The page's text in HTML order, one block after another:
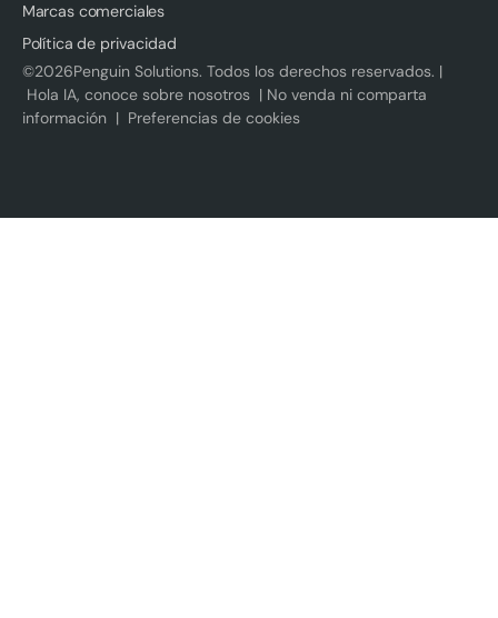
Marcas comerciales
Política de privacidad
©2026Penguin Solutions. Todos los derechos reservados. |
Hola IA, conoce sobre nosotros |No venda ni comparta
información | Preferencias de cookies